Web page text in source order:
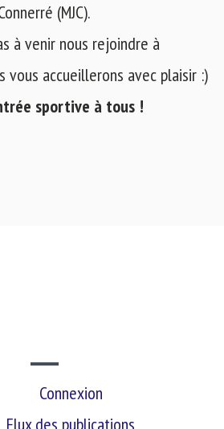
(MJC).
à venir nous rejoindre à
vous accueillerons avec plaisir :)
sportive à tous !
Connexion
Flux des publications